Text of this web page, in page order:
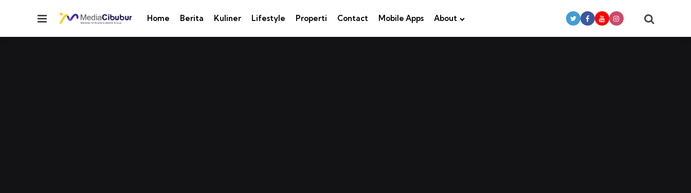
Menu Home Berita Kuliner Lifestyle Properti Contact Mobile Apps About